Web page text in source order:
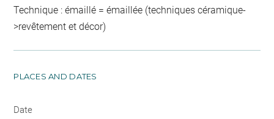
Technique : émaillé = émaillée (techniques céramique-
>revêtement et décor)
PLACES AND DATES
Date